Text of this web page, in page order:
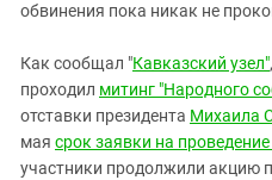
обвинения пока никак не
Как сообщал "Кавказский узел"
проходил митинг "Народного
отставки президента Михаила
мая срок заявки на
участники продолжили акцию